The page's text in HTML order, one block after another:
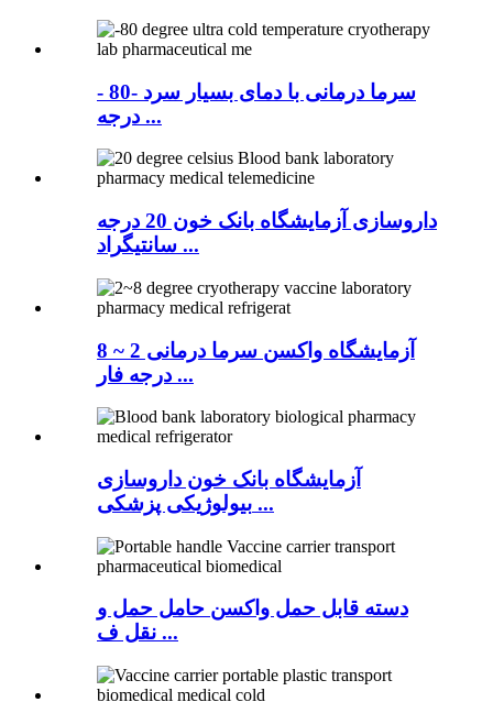
- سرما درمانی با دمای بسیار سرد -80
درجه ...
داروسازی آزمایشگاه بانک خون 20 درجه
سانتیگراد ...
آزمایشگاه واکسن سرما درمانی 2 ~ 8
درجه فار ...
آزمایشگاه بانک خون داروسازی
بیولوژیکی پزشکی ...
دسته قابل حمل واکسن حامل حمل و
نقل ف ...